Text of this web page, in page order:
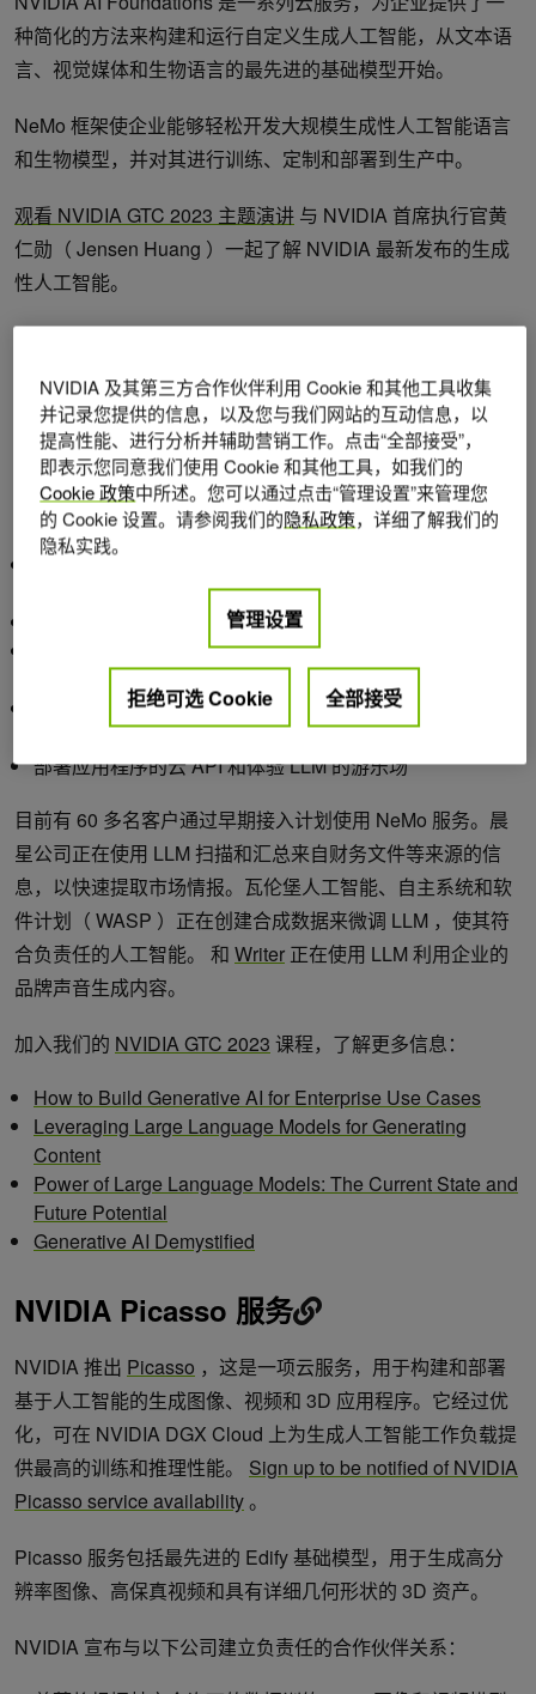
种简化的方法来构建和运行自定义生成人工智能，从文本语
言、视觉媒体和生物语言的最先进的基础模型开始。
NeMo 框架使企业能够轻松开发大规模生成性人工智能语言
和生物模型，并对其进行训练、定制和部署到生产中。
观看 NVIDIA GTC 2023 主题演讲 与 NVIDIA 首席执行官黄
仁勋（ Jensen Huang ）一起了解 NVIDIA 最新发布的生成
性人工智能。
NVIDIA 宣布推出NeMo ，这是一项用于企业超个性化和大
规模部署智能large language models（ LLM ）的云服务。
Apply for early access to NeMo service，并查看下面包含的
内容。
三种新的NVIDIA-built foundation models
序所需的复杂性和延迟
一个新的社区构建模型，支持超过 101 种语言
一种新的 Inform 功能，将专有知识源与生成的预训练模型
连接起来，用实时信息对人工智能进行编码
定制技术，如 p 调谐和人工反馈强化学习（ RLHF ），以
定义操作领域，增加专业技能，并不断使应用程序更智能
部署应用程序的云 API 和体验 LLM 的游乐场
目前有 60 多名客户通过早期接入计划使用 NeMo 服务。晨
星公司正在使用 LLM 扫描和汇总来自财务文件等来源的信
息，以快速提取市场情报。瓦伦堡人工智能、自主系统和软
件计划（ WASP ）正在创建合成数据来微调 LLM ，使其符
合负责任的人工智能。 和 Writer 正在使用 LLM 利用企业的
品牌声音生成内容。
加入我们的 NVIDIA GTC 2023 课程，了解更多信息：
How to Build Generative AI for Enterprise Use Cases
Leveraging Large Language Models for Generating
Content
Power of Large Language Models: The Current State and
Future Potential
Generative AI Demystified
NVIDIA Picasso 服务
NVIDIA 推出 Picasso ，这是一项云服务，用于构建和部署
基于人工智能的生成图像、视频和 3D 应用程序。它经过优
化，可在 NVIDIA DGX Cloud 上为生成人工智能工作负载提
供最高的训练和推理性能。 Sign up to be notified of NVIDIA
Picasso service availability。
Picasso 服务包括最先进的 Edify 基础模型，用于生成高分
辨率图像、高保真视频和具有详细几何形状的 3D 资产。
NVIDIA 宣布与以下公司建立负责任的合作伙伴关系：
NVIDIA 及其第三方合作伙伴利用 Cookie 和其他工具收集
并记录您提供的信息，以及您与我们网站的互动信息，以
提高性能、进行分析并辅助营销工作。点击“全部接受”，
即表示您同意我们使用 Cookie 和其他工具，如我们的
Cookie 政策中所述。您可以通过点击“管理设置”来管理您
的 Cookie 设置。请参阅我们的隐私政策，详细了解我们的
隐私实践。
管理设置
拒绝可选 Cookie 全部接受